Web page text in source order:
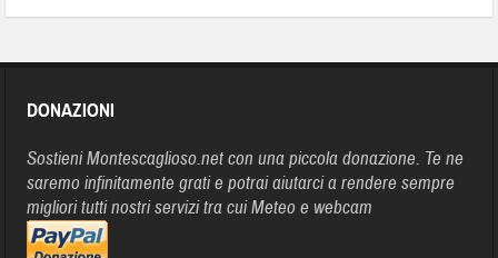
DONAZIONI
Sostieni Montescaglioso.net con una piccola donazione. Te ne
saremo infinitamente grati e potrai aiutarci a rendere sempre
migliori tutti nostri servizi tra cui Meteo e webcam